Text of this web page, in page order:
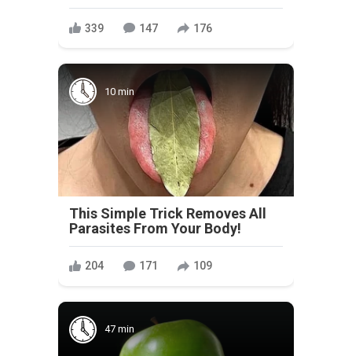
339 147 176
10 min
This Simple Trick Removes All
Parasites From Your Body!
204 171 109
47 min